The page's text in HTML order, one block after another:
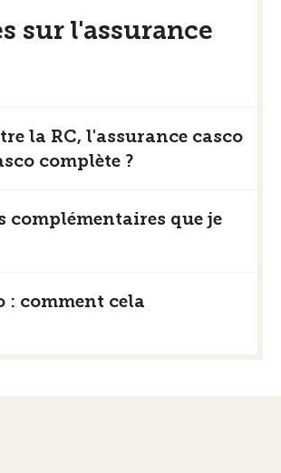
sur l'assurance
la RC, l'assurance casco
complète ?
complémentaires que je
: comment cela